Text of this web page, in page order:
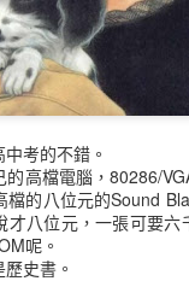
考的不錯。
高檔電腦，80286/
檔的八位元的Sound
才八位元，一張可要六
呢。
史書。